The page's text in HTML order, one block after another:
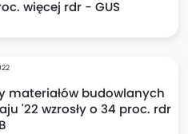
więcej rdr - GUS
materiałów budowlanych
'22 wzrosły o 34 proc. rdr